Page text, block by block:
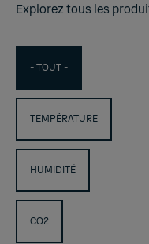
Explorez tous les
- TOUT -
TEMPÉRATURE
HUMIDITÉ
CO2